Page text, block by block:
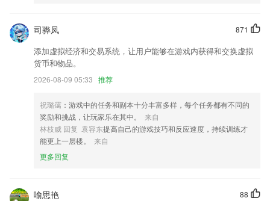
升级了提词板的镜像功能；
旅游线路列表快速看，让旅游人更轻松做旅游
上新多款滤镜，少女感UP！
增加多个书籍来源，内容更丰富。
路内订单增加账户余额支付方式
联系我们
以上就是宝博现在还可以下载吗的介绍，如果您喜欢这款软件，您可以到
应用商店进行打分评论，说出您的使用经历，以帮助我们更好的对产品进
871
司骅凤
添加虚拟经济和交易系统，让用户能够在游戏内获得和交换虚拟
货币和物品。
2026-08-09 05:33 推荐
祝璐霭 ：游戏中的任务和副本十分丰富多样，每个任务都有不同的
奖励和挑战，让玩家乐在其中。
来自
林枝威 回复 袁容东提高自己的游戏技巧和反应速度，持续训练才
能更上一层楼。
来自
更多回复
88
喻思艳